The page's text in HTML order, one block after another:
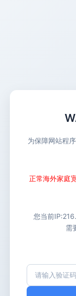
为保障网站程
正常海外家庭
您当前IP:
需